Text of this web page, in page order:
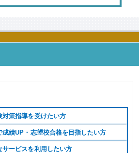
策指導を受けたい方
績UP・志望校合格を目指したい方
ービスを利用したい方